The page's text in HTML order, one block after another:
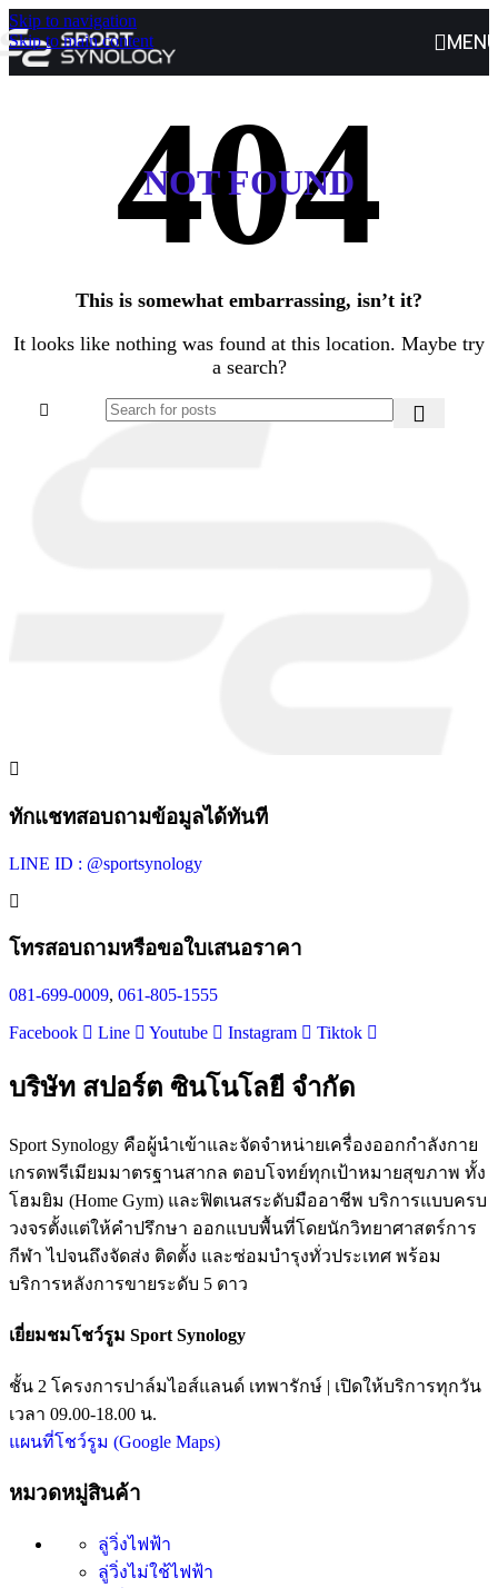
Skip to navigation
Skip to main content
NOT FOUND
This is somewhat embarrassing, isn’t it?
It looks like nothing was found at this location. Maybe try
a search?
ทักแชทสอบถามข้อมูลได้ทันที
LINE ID : @sportsynology
โทรสอบถามหรือขอใบเสนอราคา
081-699-0009, 061-805-1555
Facebook
Line Youtube Instagram Tiktok
บริษัท สปอร์ต ซินโนโลยี จำกัด
Sport Synology คือผู้นำเข้าและจัดจำหน่ายเครื่องออกกำลังกาย
เกรดพรีเมียมมาตรฐานสากล ตอบโจทย์ทุกเป้าหมายสุขภาพ ทั้ง
โฮมยิม (Home Gym) และฟิตเนสระดับมืออาชีพ บริการแบบครบ
วงจรตั้งแต่ให้คำปรึกษา ออกแบบพื้นที่โดยนักวิทยาศาสตร์การ
กีฬา ไปจนถึงจัดส่ง ติดตั้ง และซ่อมบำรุงทั่วประเทศ พร้อม
บริการหลังการขายระดับ 5 ดาว
เยี่ยมชมโชว์รูม Sport Synology
ชั้น 2 โครงการปาล์มไอส์แลนด์ เทพารักษ์ | เปิดให้บริการทุกวัน
เวลา 09.00-18.00 น.
แผนที่โชว์รูม (Google Maps)
หมวดหมู่สินค้า
ลู่วิ่งไฟฟ้า
ลู่วิ่งไม่ใช้ไฟฟ้า